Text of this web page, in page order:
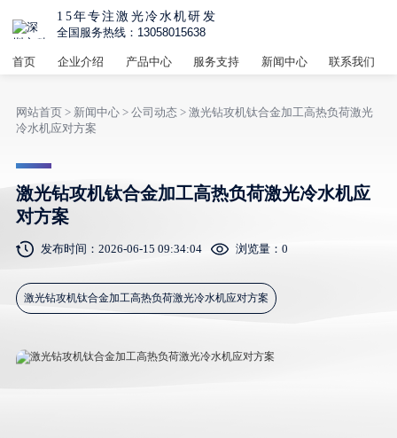
15年专注激光冷水机研发
全国服务热线：13058015638
首页 企业介绍 产品中心 服务支持 新闻中心 联系我们
网站首页> 新闻中心> 公司动态> 激光钻攻机钛合金加工高热负荷激光
冷水机应对方案
激光钻攻机钛合金加工高热负荷激光冷水机应
对方案
发布时间：2026-06-15 09:34:04 浏览量： 0
激光钻攻机钛合金加工高热负荷激光冷水机应对方案